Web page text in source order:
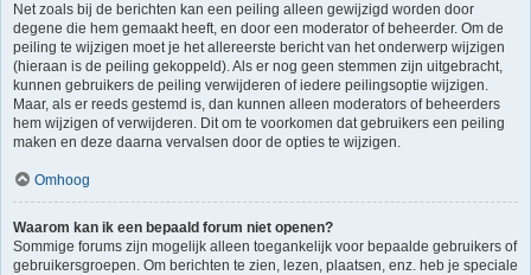
Net zoals bij de berichten kan een peiling alleen gewijzigd worden door
degene die hem gemaakt heeft, en door een moderator of beheerder. Om de
peiling te wijzigen moet je het allereerste bericht van het onderwerp wijzigen
(hieraan is de peiling gekoppeld). Als er nog geen stemmen zijn uitgebracht,
kunnen gebruikers de peiling verwijderen of iedere peilingsoptie wijzigen.
Maar, als er reeds gestemd is, dan kunnen alleen moderators of beheerders
hem wijzigen of verwijderen. Dit om te voorkomen dat gebruikers een peiling
maken en deze daarna vervalsen door de opties te wijzigen.
Omhoog
Waarom kan ik een bepaald forum niet openen?
Sommige forums zijn mogelijk alleen toegankelijk voor bepaalde gebruikers of
gebruikersgroepen. Om berichten te zien, lezen, plaatsen, enz. heb je speciale